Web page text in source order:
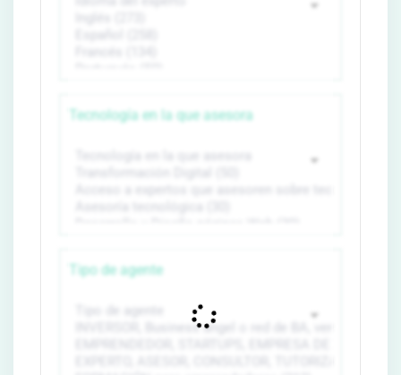
Tecnología en la que asesora
Tipo de agente